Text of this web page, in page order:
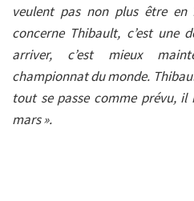
veulent pas non plus être
concerne Thibault, c’est une
arriver, c’est mieux
championnat du monde.
tout se passe comme prévu,
mars ».